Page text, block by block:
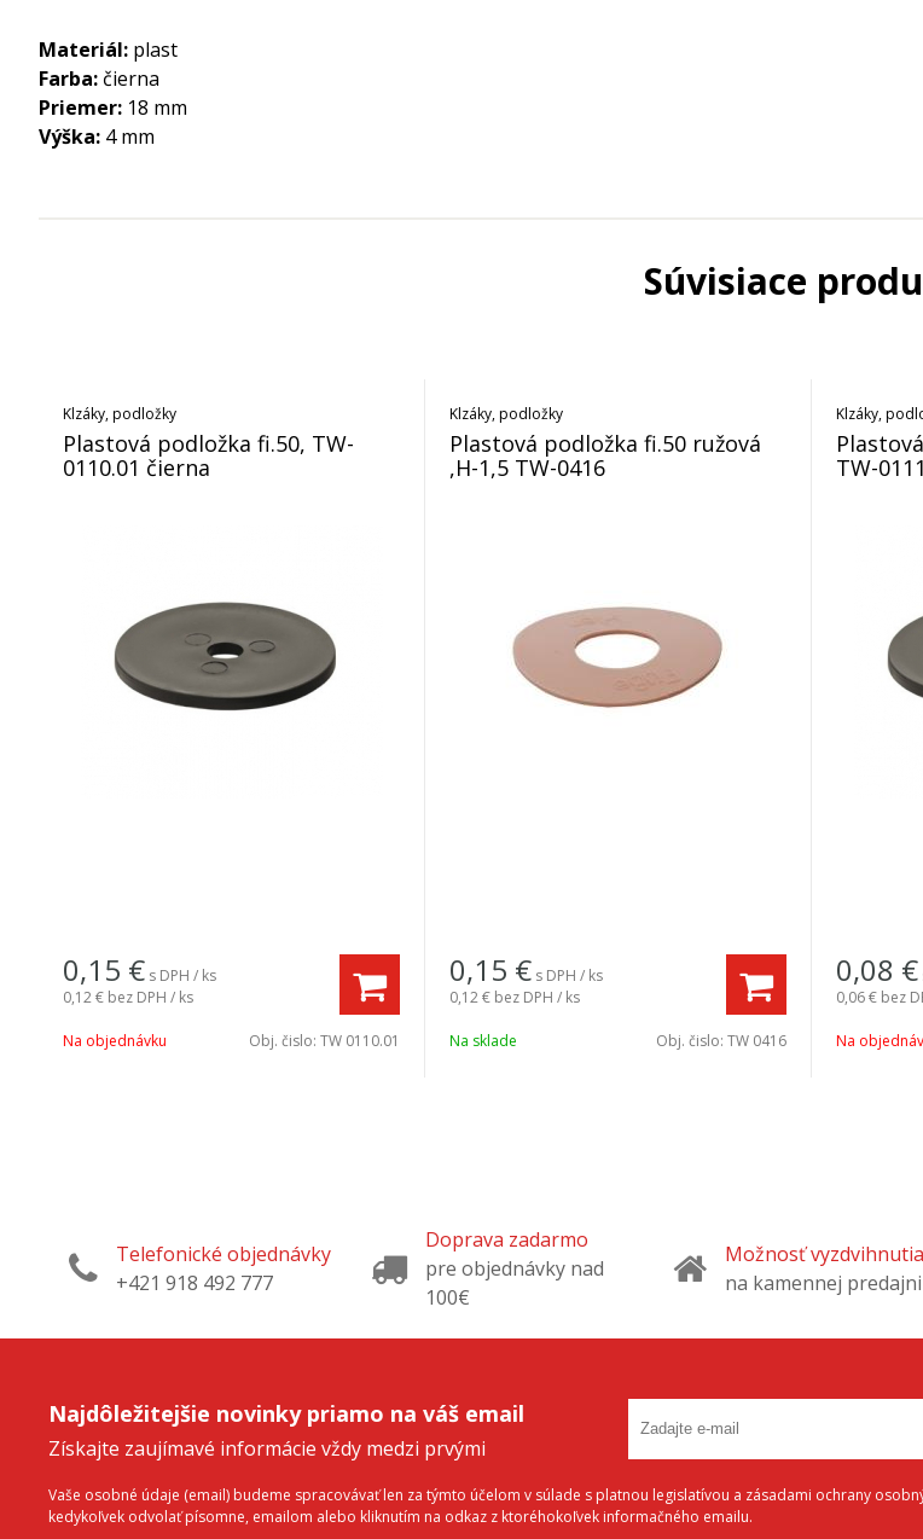
Materiál: plast
Farba: čierna
Priemer: 18 mm
Výška: 4 mm
Súvisiace
Klzáky, podložky
Plastová podložka fi.50, TW-
0110.01 čierna
0,15 € s DPH / ks
0,12 € bez DPH / ks
Na objednávku Obj. čislo: TW 0110.01
Klzáky, podložky
Plastová podložka fi.50 ružová
,H-1,5 TW-0416
0,15 € s DPH / ks
0,12 € bez DPH / ks
Na sklade Obj. čislo: TW 0416
Klzáky,
TW-0111
0,08 €
0,06 € bez
Na
Telefonické objednávky
+421 918 492 777
Doprava zadarmo
pre objednávky nad
100€
Možnosť vyzdvihnutia
na kamennej predajni
Najdôležitejšie novinky priamo na váš email
Získajte zaujímavé informácie vždy medzi prvými
Vaše osobné údaje (email) budeme spracovávať len za týmto účelom v súlade s platnou legislatívou a zásadami ochrany
kedykoľvek odvolať písomne, emailom alebo kliknutím na odkaz z ktoréhokoľvek informačného emailu.